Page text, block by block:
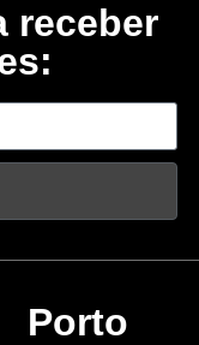
receber
Porto